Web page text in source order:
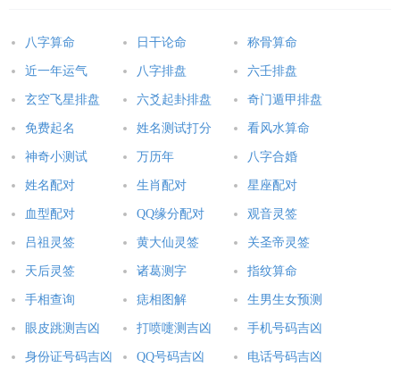
八字算命 日干论命 称骨算命
近一年运气 八字排盘 六壬排盘
玄空飞星排盘 六爻起卦排盘 奇门遁甲排盘
免费起名 姓名测试打分 看风水算命
神奇小测试 万历年 八字合婚
姓名配对 生肖配对 星座配对
血型配对 QQ缘分配对 观音灵签
吕祖灵签 黄大仙灵签 关圣帝灵签
天后灵签 诸葛测字 指纹算命
手相查询 痣相图解 生男生女预测
眼皮跳测吉凶 打喷嚏测吉凶 手机号码吉凶
身份证号码吉凶 QQ号码吉凶 电话号码吉凶